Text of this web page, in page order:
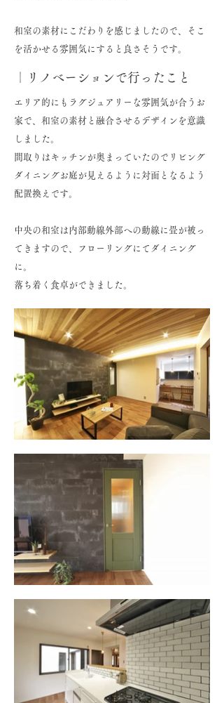
​和室の素材にこだわりを感じましたので、そこ
を活かせる雰囲気にすると良さそうです。
｜リノベーションで行ったこと
エリア的にもラグジュアリーな雰囲気が合うお
家で、和室の素材と融合させるデザインを意識
しました。
間取りはキッチンが奥まっていたのでリビング
ダイニングお庭が見えるように対面となるよう
配置換えです。
中央の和室は内部動線外部への動線に畳が被っ
てきますので、フローリングにてダイニング
に。
落ち着く食卓ができました。